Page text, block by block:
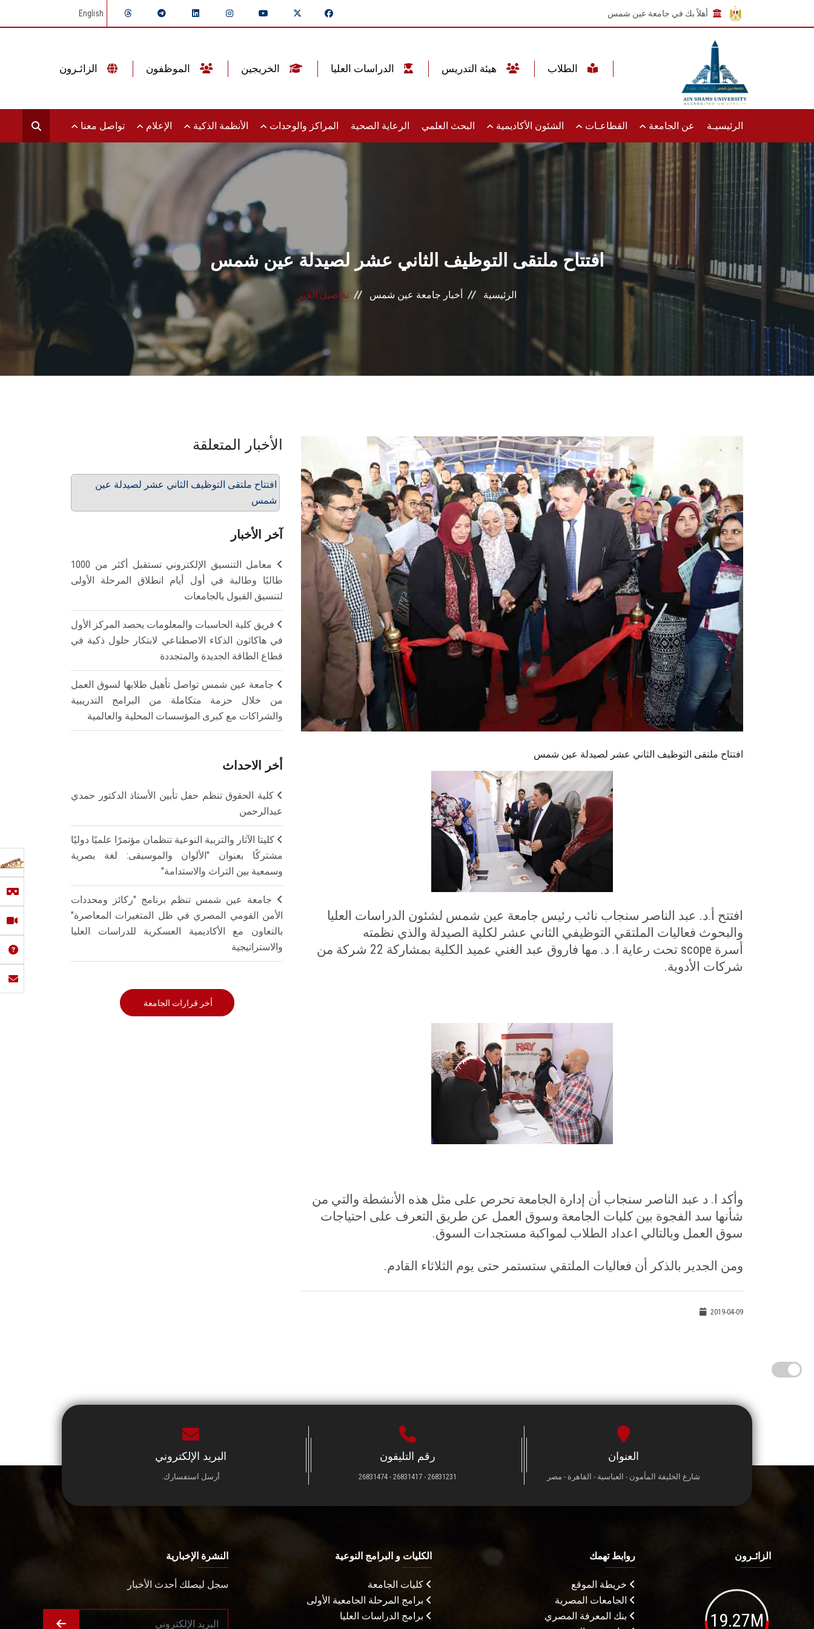
أهلاً بك في جامعة عين شمس English
الرئيسيـة عن الجامعة القطاعـات الشئون الأكاديمية البحث العلمي الرعاية الصحية المراكز والوحدات الأنظمة الذكية الإعلام تواصل معنا
افتتاح ملتقى التوظيف الثاني عشر لصيدلة عين شمس
الرئيسية أخبار جامعة عين شمس تفاصيل الخبر
افتتاح ملتقى التوظيف الثاني عشر لصيدلة عين شمس
افتتح أ.د. عبد الناصر سنجاب نائب رئيس جامعة عين شمس لشئون الدراسات العليا
والبحوث فعاليات الملتقي التوظيفي الثاني عشر لكلية الصيدلة والذي نظمته
أسرة scope
تحت رعاية ا. د. مها فاروق عبد الغني عميد الكلية بمشاركة 22 شركة من
شركات الأدوية.
وأكد ا. د عبد الناصر سنجاب أن إدارة الجامعة تحرص على مثل هذه الأنشطة والتي من
شأنها سد الفجوة بين كليات الجامعة وسوق العمل عن طريق التعرف على احتياجات
سوق العمل وبالتالي اعداد الطلاب لمواكبة مستجدات السوق.
ومن الجدير بالذكر أن فعاليات الملتقي ستستمر حتى يوم الثلاثاء القادم.
2019-04-09
الأخبار المتعلقة
افتتاح ملتقى التوظيف الثاني عشر لصيدلة عين
شمس
آخر الأخبار
معامل التنسيق الإلكتروني تستقبل أكثر من 1000
طالبًا وطالبة في أول أيام انطلاق المرحلة الأولى
لتنسيق القبول بالجامعات
فريق كلية الحاسبات والمعلومات يحصد المركز الأول
في هاكاثون الذكاء الاصطناعي لابتكار حلول ذكية في
قطاع الطاقة الجديدة والمتجددة
جامعة عين شمس تواصل تأهيل طلابها لسوق العمل
من خلال حزمة متكاملة من البرامج التدريبية
والشراكات مع كبرى المؤسسات المحلية والعالمية
أخر الاحداث
كلية الحقوق تنظم حفل تأبين الأستاذ الدكتور حمدي
عبدالرحمن
كليتا الآثار والتربية النوعية تنظمان مؤتمرًا علميًا دوليًا
مشتركًا بعنوان "الألوان والموسيقى: لغة بصرية
وسمعية بين التراث والاستدامة"
جامعة عين شمس تنظم برنامج "ركائز ومحددات
الأمن القومي المصري في ظل المتغيرات المعاصرة"
بالتعاون مع الأكاديمية العسكرية للدراسات العليا
والاستراتيجية
أخر قرارات الجامعة
العنوان
شارع الخليفة المأمون - العباسية - القاهرة - مصر
رقم التليفون
26831231 - 26831417 - 26831474
البريد الإلكتروني
أرسل استفسارك.
الزائـرون
19.27M
روابط تهمك
خريطة الموقع
الجامعات المصرية
بنك المعرفة المصري
الكليات و البرامج النوعية
كليات الجامعة
برامج المرحلة الجامعية الأولى
برامج الدراسات العليا
النشرة الإخبارية
سجل ليصلك أحدث الأخبار